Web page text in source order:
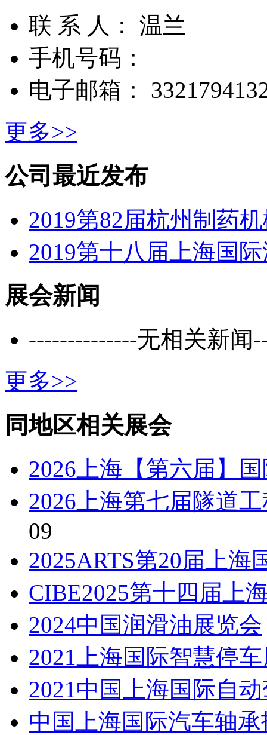
联 系 人： 温兰
手机号码：
电子邮箱：
更多>>
公司最近发布
2019第82届杭州制药
2019第十八届上海国
展会新闻
--------------无相关新闻
更多>>
同地区相关展会
2026上海【第六届】
2026上海第七届隧道
09
2025ARTS第20届上海
CIBE2025第十四届上
2024中国润滑油展览会
2021上海国际智慧停
2021中国上海国际自
中国上海国际汽车轴